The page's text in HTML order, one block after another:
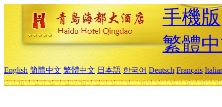
手機版
繁體
English 簡體中文 繁體中文 日本語 한국어 Deutsch Français